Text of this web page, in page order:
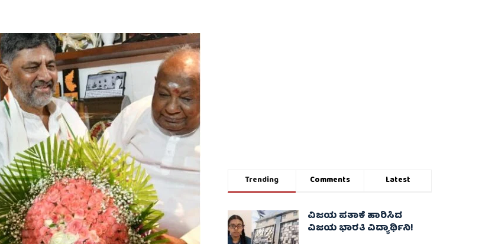
Trending Comments Latest
ವಿಜಯ ಪತಾಕೆ ಹಾರಿಸಿದ
ವಿಜಯ ಭಾರತಿ ವಿದ್ಯಾರ್ಥಿನಿ!